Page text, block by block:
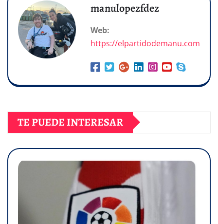
manulopezfdez
Web:
https://elpartidodemanu.com
TE PUEDE INTERESAR